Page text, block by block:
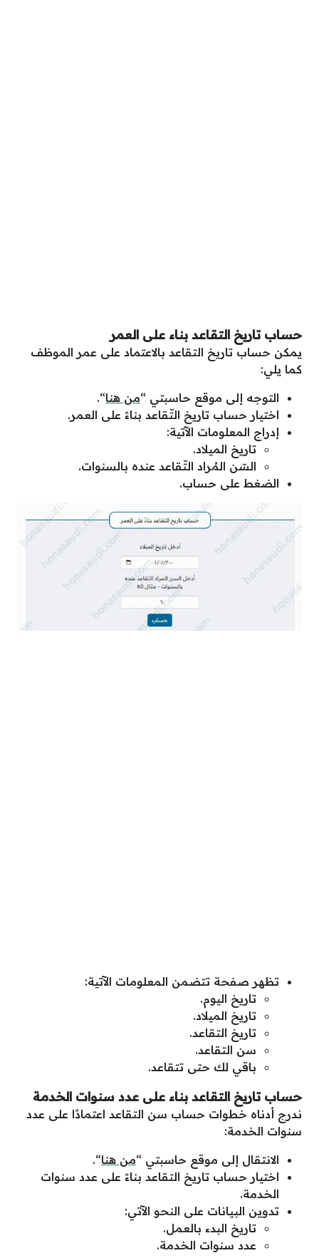
حساب تاريخ التقاعد بناء على العمر
يمكن حساب تاريخ التقاعد بالاعتماد على عمر الموظف
كما يلي:
التوجه إلى موقع حاسبتي “من هنا“.
اختيار حساب تاريخ التّقاعد بناءً على العمر.
إدراج المعلومات الآتية:
تاريخ الميلاد.
السّن المُراد التّقاعد عنده بالسنوات.
الضغط على حساب.
تظهر صفحة تتضمن المعلومات الآتية:
تاريخ اليوم.
تاريخ الميلاد.
تاريخ التقاعد.
سن التقاعد.
باقي لك حتى تتقاعد.
حساب تاريخ التقاعد بناء على عدد سنوات الخدمة
ندرج أدناه خطوات حساب سن التقاعد اعتمادًا على عدد
سنوات الخدمة:
الانتقال إلى موقع حاسبتي “من هنا“.
اختيار حساب تاريخ التقاعد بناءً على عدد سنوات
الخدمة.
تدوين البيانات على النحو الآتي:
تاريخ البدء بالعمل.
عدد سنوات الخدمة.